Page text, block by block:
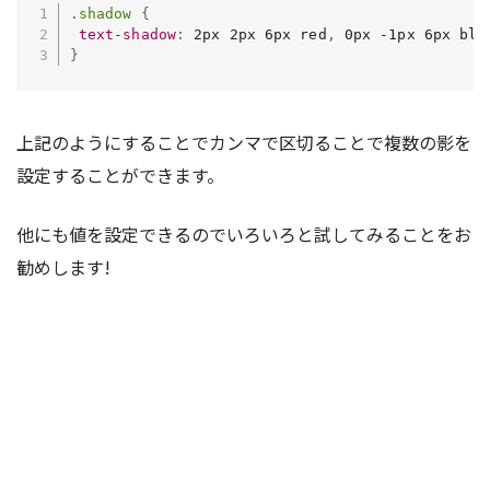
.shadow
{
text-shadow: 2px 2px 6px red ,
0px -1px 6px
}
上記のようにすることでカンマで区切ることで複数の影を
設定することができます。
他にも値を設定できるのでいろいろと試してみることをお
勧めします!